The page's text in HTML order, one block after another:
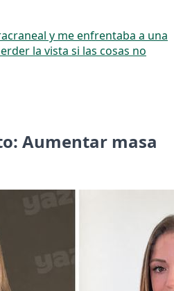
y me enfrentaba a una
la vista si las cosas no
Aumentar masa